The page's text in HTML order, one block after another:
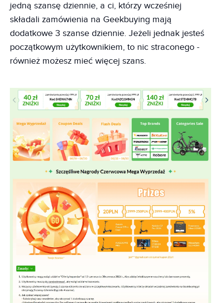
jedną szansę dziennie, a ci, którzy wcześniej
składali zamówienia na Geekbuying mają
dodatkowe 3 szanse dziennie. Jeżeli jednak jesteś
początkowym użytkownikiem, to nic straconego -
również możesz mieć więcej szans.